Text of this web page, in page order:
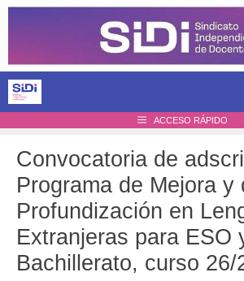
Saltar
ACCESO RÁPIDO
Convocatoria de
Programa de Mejora y
Profundización en
Extranjeras para ESO
Bachillerato, curso 26/